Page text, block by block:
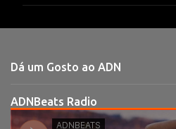
t
r
i
Dá um Gosto ao ADN
ADNBeats Radio